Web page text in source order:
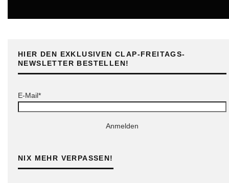
HIER DEN EXKLUSIVEN CLAP-FREITAGS-
NEWSLETTER BESTELLEN!
E-Mail*
Anmelden
NIX MEHR VERPASSEN!